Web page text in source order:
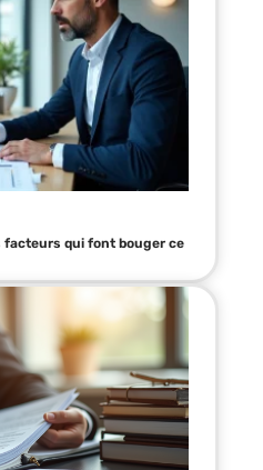
facteurs qui font bouger ce